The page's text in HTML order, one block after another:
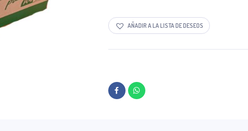
DE
500
quantity
AÑADIR A LA LISTA DE DESEOS